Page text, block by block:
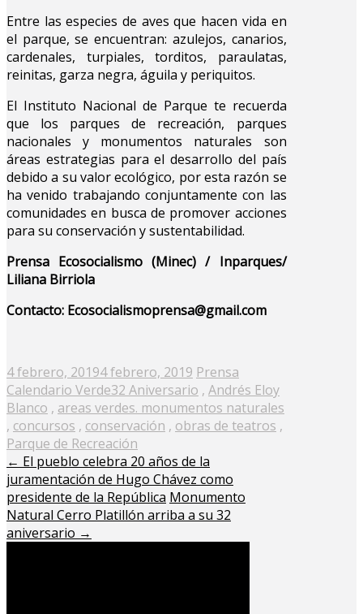
Entre las especies de aves que hacen vida en
el parque, se encuentran: azulejos, canarios,
cardenales, turpiales, torditos, paraulatas,
reinitas, garza negra, águila y periquitos.
El Instituto Nacional de Parque te recuerda
que los parques de recreación, parques
nacionales y monumentos naturales son
áreas estrategias para el desarrollo del país
debido a su valor ecológico, por esta razón se
ha venido trabajando conjuntamente con las
comunidades en busca de promover acciones
para su conservación y sustentabilidad.
Prensa Ecosocialismo (Minec) / Inparques/
Liliana Birriola
Contacto: Ecosocialismoprensa@gmail.com
Posted
on
4 febrero, 20194 febrero, 2019 Prensa
Calendario Verde32 Aniversario , Andrés Eloy
Blanco , areas verdes. monumentos naturales
, concursos , conservación , obras de teatros ,
Parque de Recreación
← El pueblo celebra 20 años de la
juramentación de Hugo Chávez como
presidente de la República Monumento
Natural Cerro Platillón arriba a su 32
aniversario →